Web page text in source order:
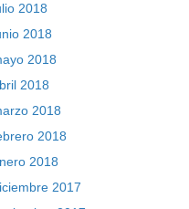
2018
2018
2018
2018
2018
2018
2018
2017